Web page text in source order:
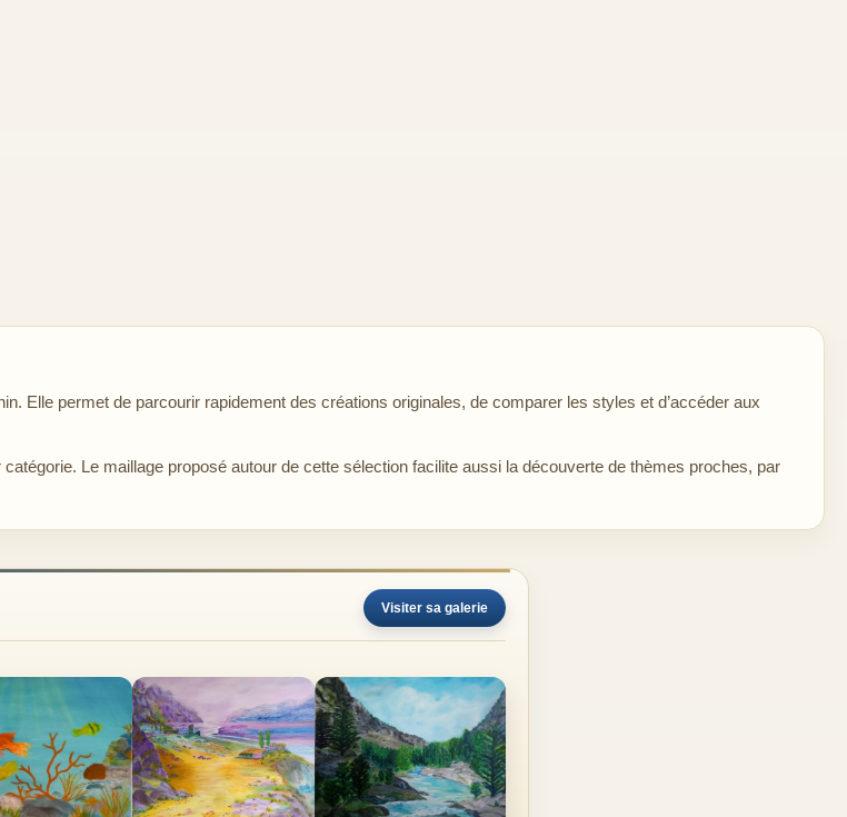
Elle permet de parcourir rapidement des créations originales, de comparer les styles et d’accéder aux
Le maillage proposé autour de cette sélection facilite aussi la découverte de thèmes proches, par
Visiter sa galerie